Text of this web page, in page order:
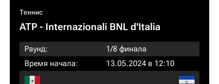
Теннис
ATP - Internazionali BNL d'Italia
Раунд:
1/8 финала
Время начала:
13.05.2024 в 12:10